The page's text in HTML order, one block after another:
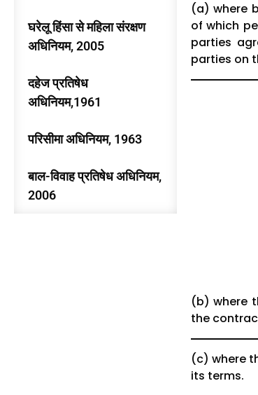
घरेलू हिंसा से महिला संरक्षण
अधिनियम, 2005
दहेज प्रतिषेध
अधिनियम,1961
परिसीमा अधिनियम, 1963
बाल-विवाह प्रतिषेध अधिनियम,
2006
(a) where
of which
parties
parties on
(b) where
the
(c) where
its terms.